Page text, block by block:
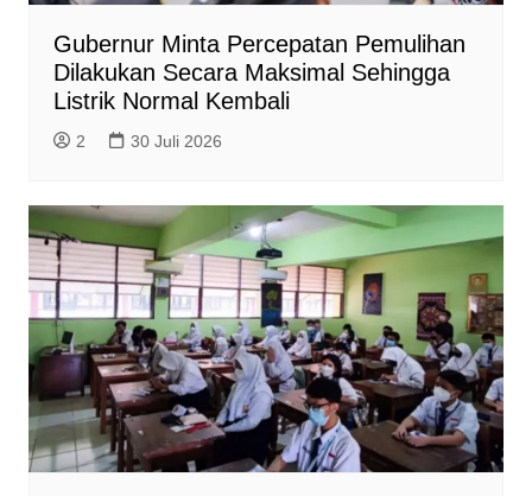
Gubernur Minta Percepatan Pemulihan
Dilakukan Secara Maksimal Sehingga
Listrik Normal Kembali
2 30 Juli 2026